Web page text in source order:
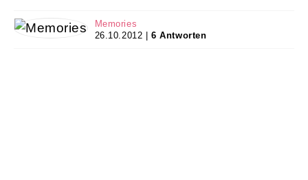
Memories
26.10.2012 |6 Antworten